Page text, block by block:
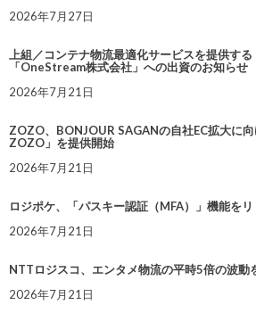
2026年7月27日
上組／コンテナ物流最適化サービスを提供す
「OneStream株式会社」への出資のお知らせ
2026年7月21日
ZOZO、BONJOUR SAGANの自社EC拡大に
ZOZO」を提供開始
2026年7月21日
ロジポケ、「パスキー認証（MFA）」機能をリ
2026年7月21日
NTTロジスコ、エンタメ物流の平時5倍の波
2026年7月21日